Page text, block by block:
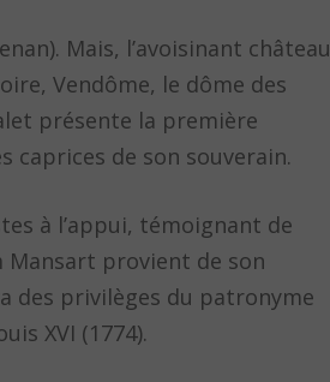
Mais, l’avoisinant château
Vendôme, le dôme des
présente la première
de son souverain.
à l’appui, témoignant de
Mansart provient de son
des privilèges du patronyme
XVI (1774).